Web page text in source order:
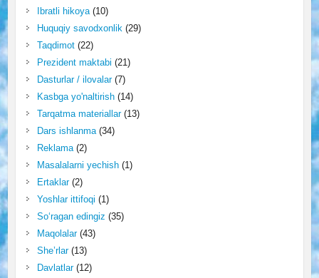
Ibratli hikoya(10)
Huquqiy savodxonlik (29)
Taqdimot(22)
Prezident maktabi (21)
Dasturlar / ilovalar(7)
Kasbga yo'naltirish(14)
Tarqatma materiallar(13)
Dars ishlanma(34)
Reklama(2)
Masalalarni yechish(1)
Ertaklar(2)
Yoshlar ittifoqi (1)
So‘ragan edingiz (35)
Maqolalar(43)
She’rlar(13)
Davlatlar(12)